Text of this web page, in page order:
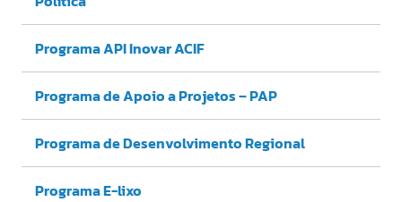
Programa API Inovar ACIF
Programa de Apoio a Projetos – PAP
Programa de Desenvolvimento Regional
Programa E-lixo